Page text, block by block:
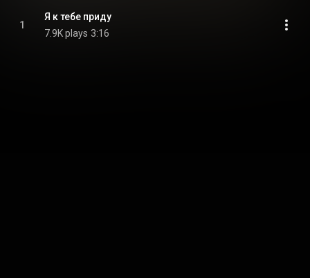
1
Я к тебе приду
7.9K plays 3:16